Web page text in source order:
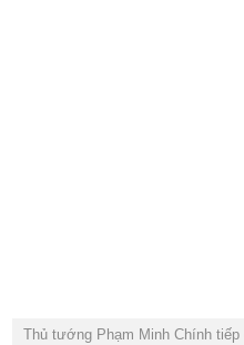
Thủ tướng Phạm Minh Chính